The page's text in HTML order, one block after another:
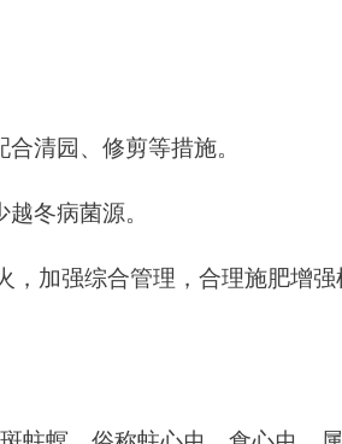
清园、修剪等措施。
冬病菌源。
， 加强综合管理，合理施肥增